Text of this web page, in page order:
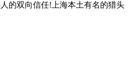
的双向信任!上海本土有名的猎头